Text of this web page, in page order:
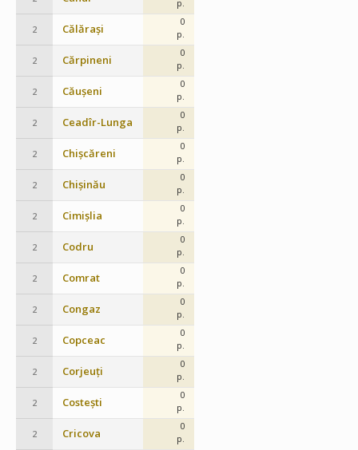
p.
2 Călărași
0
p.
2 Cărpineni
0
p.
2 Căușeni
0
p.
2 Ceadîr-Lunga
0
p.
2 Chișcăreni
0
p.
2 Chișinău
0
p.
2 Cimișlia
0
p.
2 Codru
0
p.
2 Comrat
0
p.
2 Congaz
0
p.
2 Copceac
0
p.
2 Corjeuți
0
p.
2 Costești
0
p.
2 Cricova
0
p.